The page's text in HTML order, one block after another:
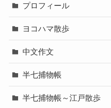
プロフィール
ヨコハマ散歩
中文作文
半七捕物帳
半七捕物帳～江戸散歩